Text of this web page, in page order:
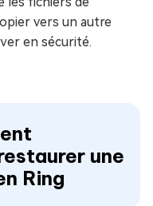
vers un autre
en sécurité.
une
Ring